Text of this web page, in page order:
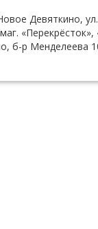
Девяткино,
б-р Менделеева